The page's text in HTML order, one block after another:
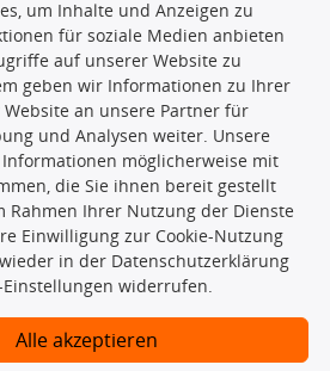
die gesamte Datenbank dürfen
oder die gesamte Datenbank ohne
zu vervielfältigen, zu verbreiten
Dritte ausführen zu lassen. Ein
Onlineshop identifizierte Ersatzteil
um Inhalte und Anzeigen zu
für soziale Medien anbieten
auf unserer Website zu
geben wir Informationen zu Ihrer
an unsere Partner für
und Analysen weiter. Unsere
möglicherweise mit
die Sie ihnen bereit gestellt
Rahmen Ihrer Nutzung der Dienste
Einwilligung zur Cookie-Nutzung
in der Datenschutzerklärung
widerrufen.
Alle akzeptieren